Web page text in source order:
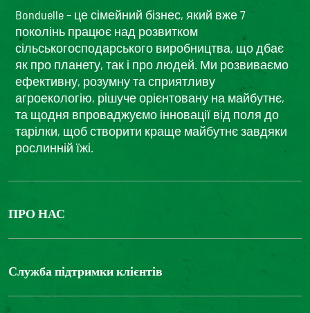
Bonduelle – це сімейний бізнес, який вже 7
поколінь працює над розвитком
сільськогосподарського виробництва, що дбає
як про планету, так і про людей. Ми розвиваємо
ефективну, розумну та сприятливу
агроекологію, рішуче орієнтовану на майбутнє,
та щодня впроваджуємо інновації від поля до
тарілки, щоб створити краще майбутнє завдяки
рослинній їжі.
ПРО НАС
The Bonduelle group
Служба підтримки клієнтів
Зв'яжіться з нами